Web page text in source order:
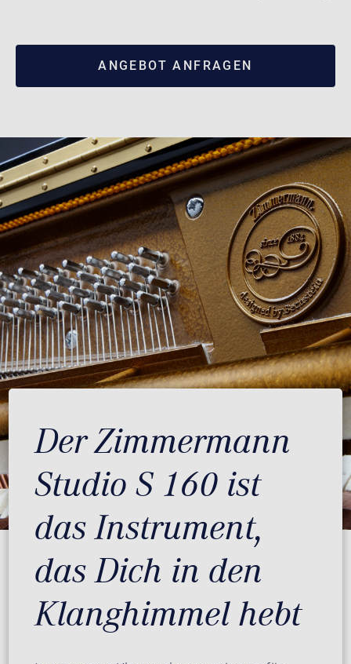
ANGEBOT ANFRAGEN
Der Zimmermann
Studio S 160 ist
das Instrument,
das Dich in den
Klanghimmel hebt